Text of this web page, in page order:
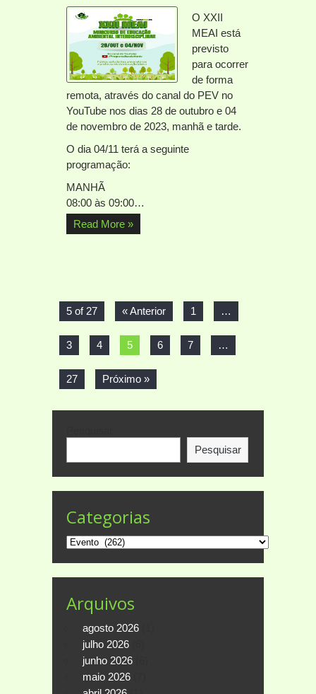
O XXII
MEAI está
previsto
para ocorrer
de forma
remota, através do canal do PEV no
YouTube nos dias 28 de outubro e 04
de novembro de 2023, manhã e tarde.
O dia 04/11 terá a seguinte
programação:
MANHÃ
08:00 às 09:00…
Read More »
5 of 27 « Anterior 1 …
3 4 5 6 7 …
27 Próximo »
Pesquisar
Categorias
Categorias
Arquivos
agosto 2026
julho 2026
junho 2026
maio 2026